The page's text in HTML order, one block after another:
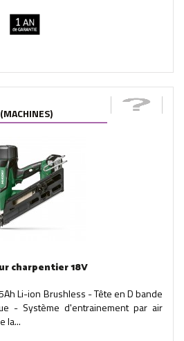
charpentier 18V
Li-ion Brushless - Tête en D bande
- Système d'entrainement par air
la...